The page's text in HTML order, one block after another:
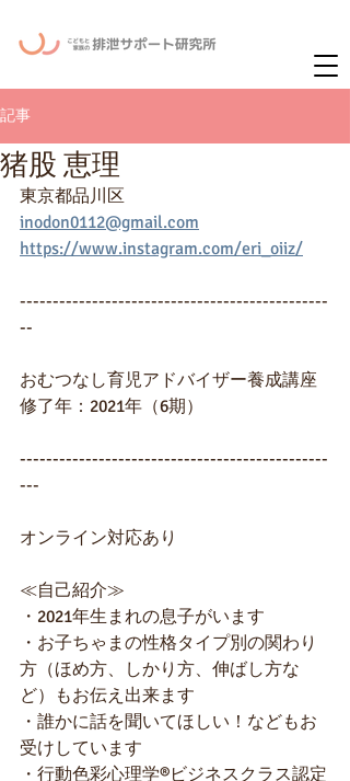
記事
猪股 恵理
東京都品川区
inodon0112@gmail.com
https://www.instagram.com/eri_oiiz/
-----------------------------------------------
--
おむつなし育児アドバイザー養成講座
修了年：2021年（6期）
-----------------------------------------------
---
オンライン対応あり
≪自己紹介≫
・2021年生まれの息子がいます
・お子ちゃまの性格タイプ別の関わり
方（ほめ方、しかり方、伸ばし方な
ど）もお伝え出来ます
・誰かに話を聞いてほしい！などもお
受けしています
・行動色彩心理学®ビジネスクラス認定